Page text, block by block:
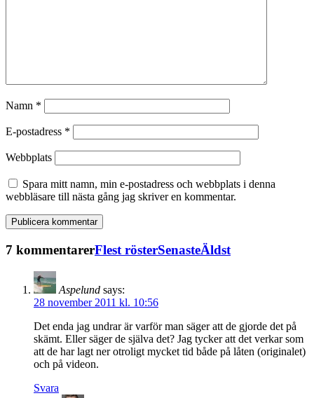
Namn *
E-postadress *
Webbplats
Spara mitt namn, min e-postadress och webbplats i denna
webbläsare till nästa gång jag skriver en kommentar.
7 kommentarerFlest rösterSenasteÄldst
Aspelund says:
28 november 2011 kl. 10:56
Det enda jag undrar är varför man säger att de gjorde det på
skämt. Eller säger de själva det? Jag tycker att det verkar som
att de har lagt ner otroligt mycket tid både på låten (originalet)
och på videon.
Svara